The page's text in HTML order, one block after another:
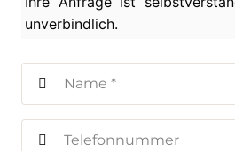
unverbindlich.